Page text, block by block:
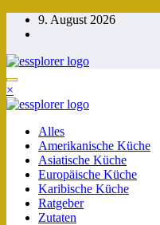
Zum
Inhalt
9. August 2026
×
Alles
Amerikanische Küche
Asiatische Küche
Europäische Küche
Karibische Küche
Ratgeber
Zutaten